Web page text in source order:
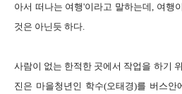
아서 떠나는 여행'이라고 말하는데, 여행
것은 아닌듯 하다.
사람이 없는 한적한 곳에서 작업을 하기
진은 마을청년인 학수(오태경)를 버스